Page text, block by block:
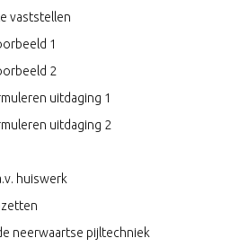
maar biedt de meer ervaren
worden in het onderwijs in
vaststellen
1
2
uitdaging 1
uitdaging 2
huiswerk
neerwaartse pijltechniek